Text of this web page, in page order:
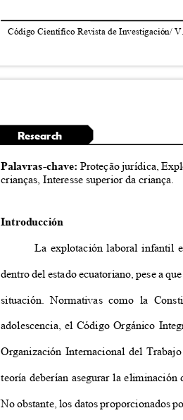
Código Científico Revista de Investigación/
Research
Palavras-chave:Proteção jurídica,
crianças, Interesse superior da criança.
Introducción
La explotación laboral infantil
dentro del estado ecuatoriano, pese a
situación. Normativas como la
adolescencia, el Código Orgánico
Organización Internacional del
teoría deberían asegurar la
No obstante, los datos proporcionados